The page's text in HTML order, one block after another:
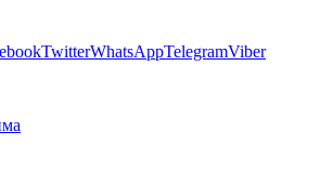
TwitterWhatsAppTelegramViber